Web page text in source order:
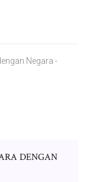
Negara -
DENGAN